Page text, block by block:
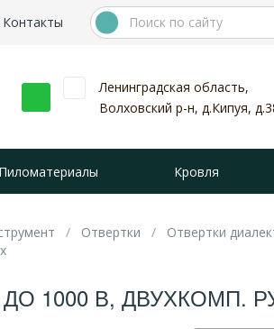
Контакты
Ленинградская область,
Волховский р-н, д.Кипуя,
Пиломатериалы Кровля
Отвертки
Отвертки
1000 В, ДВУХКОМП.